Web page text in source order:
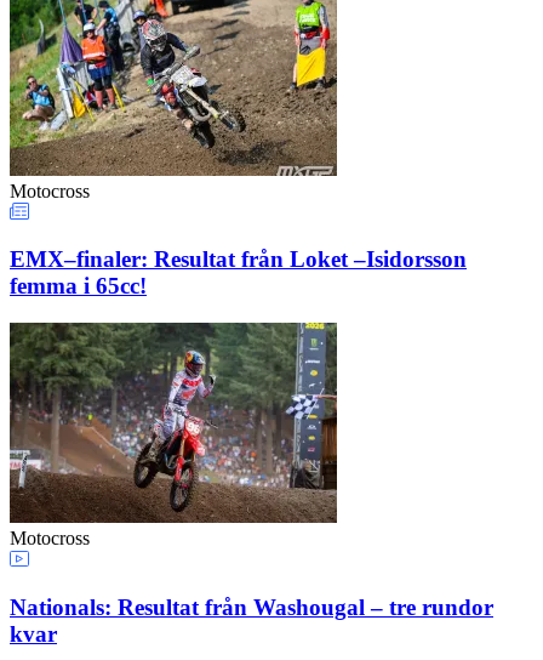
Motocross
EMX–finaler: Resultat från Loket –Isidorsson
femma i 65cc!
Motocross
Nationals: Resultat från Washougal – tre rundor
kvar